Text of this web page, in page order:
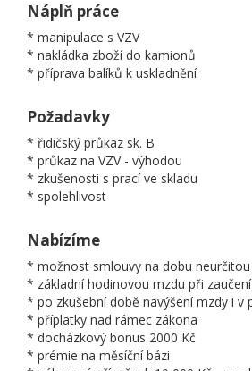
Náplň práce
* manipulace s VZV
* nakládka zboží do kamionů
* příprava balíků k uskladnění
Požadavky
* řidičský průkaz sk. B
* průkaz na VZV - výhodou
* zkušenosti s prací ve skladu
* spolehlivost
Nabízíme
* možnost smlouvy na dobu neurčitou
* základní hodinovou mzdu při
* po zkušební době navýšení mzdy i v
* příplatky nad rámec zákona
* docházkový bonus 2000 Kč
* prémie na měsíční bázi